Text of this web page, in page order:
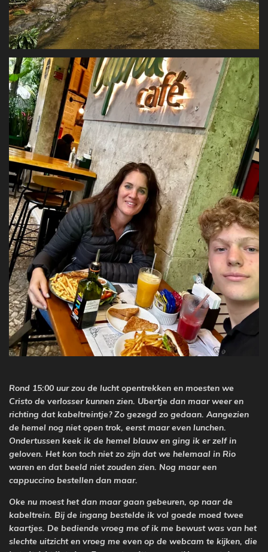
Rond 15:00 uur zou de lucht opentrekken en moesten we
Cristo de verlosser kunnen zien. Ubertje dan maar weer en
richting dat kabeltreintje? Zo gezegd zo gedaan. Aangezien
de hemel nog niet open trok, eerst maar even lunchen.
Ondertussen keek ik de hemel blauw en ging ik er zelf in
geloven. Het kon toch niet zo zijn dat we helemaal in Rio
waren en dat beeld niet zouden zien. Nog maar een
cappuccino bestellen dan maar.
Oke nu moest het dan maar gaan gebeuren, op naar de
kabeltrein. Bij de ingang bestelde ik vol goede moed twee
kaartjes. De bediende vroeg me of ik me bewust was van het
slechte uitzicht en vroeg me even op de webcam te kijken, die